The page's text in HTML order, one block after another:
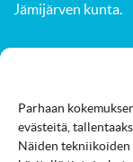
Parhaan
evästeitä,
Näiden tekniikoiden
Jämijärven kunta.
Majoitus